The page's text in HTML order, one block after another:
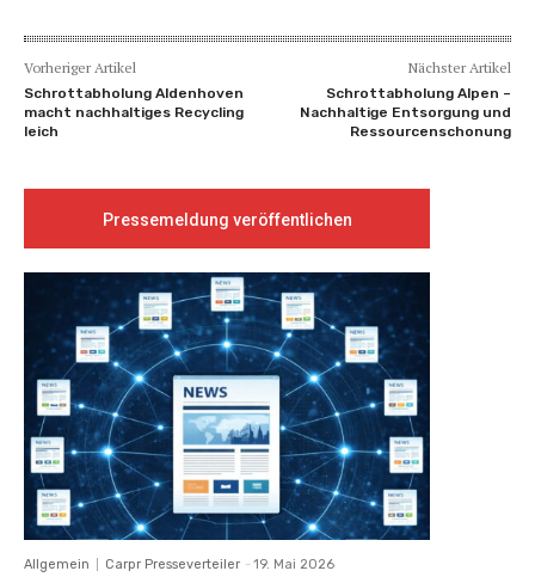
Vorheriger Artikel
Schrottabholung Aldenhoven
macht nachhaltiges Recycling
leich
Nächster Artikel
Schrottabholung Alpen –
Nachhaltige Entsorgung und
Ressourcenschonung
Pressemeldung veröffentlichen
Allgemein Carpr Presseverteiler - 19. Mai 2026